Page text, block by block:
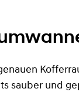
sauber und